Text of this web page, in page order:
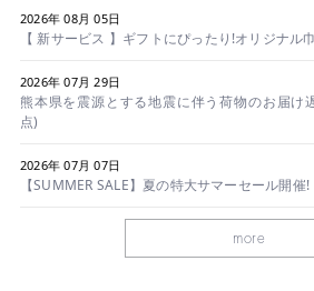
2026年 08月 05日
【 新サービス 】ギフトにぴったり!オリジナル
2026年 07月 29日
熊本県を震源とする地震に伴う荷物のお届け
点)
2026年 07月 07日
【SUMMER SALE】夏の特大サマーセール開催!
more